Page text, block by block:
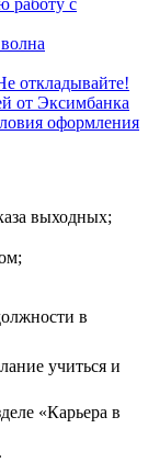
работу с
откладывайте!
от Эксимбанка
оформления
выходных;
в
учиться и
«Карьера в